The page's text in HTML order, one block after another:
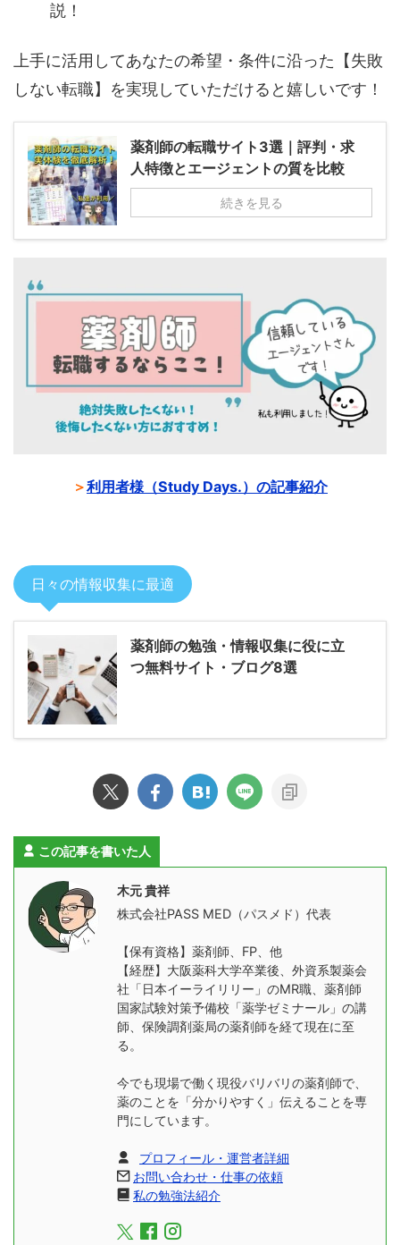
説！
上手に活用してあなたの希望・条件に沿った【失敗
しない転職】を実現していただけると嬉しいです！
薬剤師の転職サイト3選｜評判・求
人特徴とエージェントの質を比較
続きを見る
＞利用者様（Study Days.）の記事紹介
日々の情報収集に最適
薬剤師の勉強・情報収集に役に立
つ無料サイト・ブログ8選
この記事を書いた人
木元 貴祥
株式会社PASS MED（パスメド）代表
【保有資格】薬剤師、FP、他
【経歴】大阪薬科大学卒業後、外資系製薬会
社「日本イーライリリー」のMR職、薬剤師
国家試験対策予備校「薬学ゼミナール」の講
師、保険調剤薬局の薬剤師を経て現在に至
る。
今でも現場で働く現役バリバリの薬剤師で、
薬のことを「分かりやすく」伝えることを専
門にしています。
プロフィール・運営者詳細
お問い合わせ・仕事の依頼
私の勉強法紹介